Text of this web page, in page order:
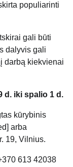
populiarinti
gali būti
dalyvis gali
darbą kiekvienai
d. iki spalio 1 d.
kūrybinis
arba
19, Vilnius.
613 42038